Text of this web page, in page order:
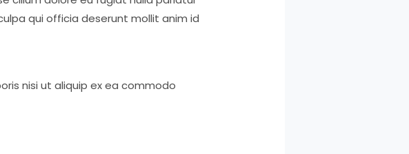
qui officia deserunt mollit anim id
nisi ut aliquip ex ea commodo